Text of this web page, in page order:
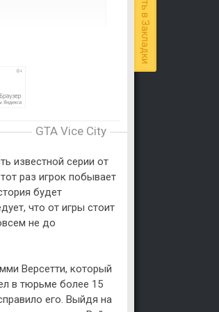
GTA Vice City
известной серии от
раз игрок побывает
будет
что от игры стоит
не до
Версетти, который
в тюрьме более 15
его. Выйдя на